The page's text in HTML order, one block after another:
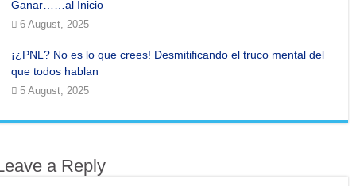
Ganar……al Inicio
6 August, 2025
¡¿PNL? No es lo que crees! Desmitificando el truco mental del
que todos hablan
5 August, 2025
a Reply